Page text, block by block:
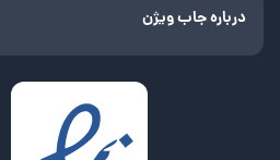
درباره جاب ویژن